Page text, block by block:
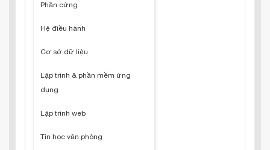
Phần cứng
Hệ điều hành
Cơ sở dữ liệu
Lập trình & phần mềm ứng
dụng
Lập trình web
Tin học văn phòng